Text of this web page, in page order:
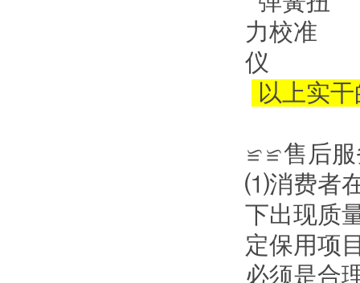
以上实干
≌≌售后
⑴消费者在
下出现质量
定保用项
必须是合